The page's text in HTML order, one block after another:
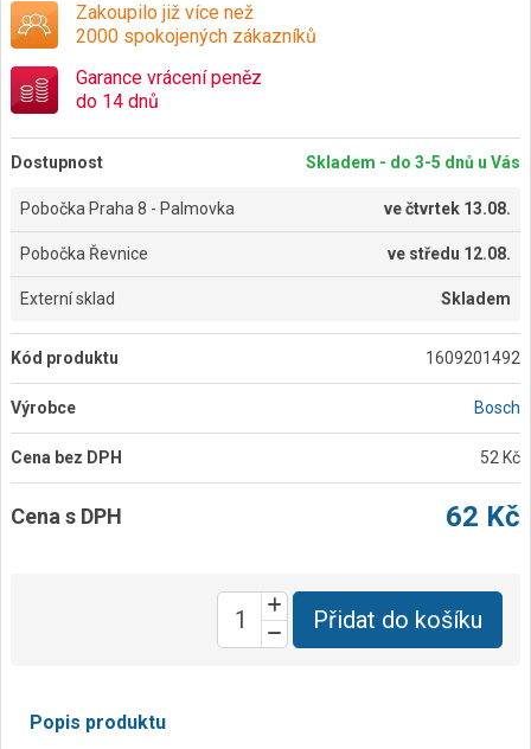
Zakoupilo již více než
2000 spokojených zákazníků
Garance vrácení peněz
do 14 dnů
Dostupnost Skladem - do 3-5 dnů u Vás
Pobočka Praha 8 - Palmovka večtvrtek 13.08.
Pobočka Řevnice ve středu 12.08.
Externí sklad Skladem
Kód produktu 1609201492
Výrobce Bosch
Cena bez DPH 52 Kč
Cena s DPH 62 Kč
Přidat do košíku
Popis produktu